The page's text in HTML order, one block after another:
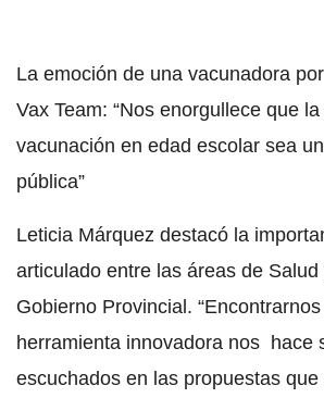
La emoción de una vacunadora
Vax Team: “Nos enorgullece que
vacunación en edad escolar sea
pública”
Leticia Márquez destacó la
articulado entre las áreas de Salud
Gobierno Provincial.
herramienta innovadora nos hace
escuchados en las propuestas